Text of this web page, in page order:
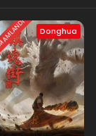
Donghua